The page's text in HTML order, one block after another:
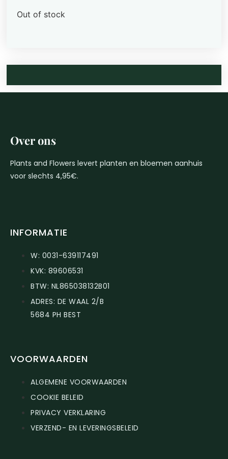
Out of stock
Over ons
Plants and Flowers levert planten en bloemen aanhuis
voor slechts 4,95€.
INFORMATIE
W: 0031-639117491
KVK: 89606531
BTW: NL865038132B01
ADRES: DE WAAL 2/B
5684 PH BEST
VOORWAARDEN
ALGEMENE VOORWAARDEN
COOKIE BELEID
PRIVACY VERKLARING
VERZEND- EN LEVERINGSBELEID